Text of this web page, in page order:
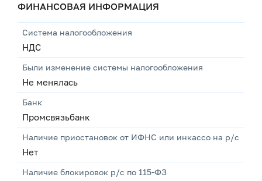
ФИНАНСОВАЯ ИНФОРМАЦИЯ
Система налогообложения
НДС
Были изменение системы налогообложения
Не менялась
Банк
Промсвязьбанк
Наличие приостановок от ИФНС или инкассо на р/с
Нет
Наличие блокировок р/с по 115-ФЗ